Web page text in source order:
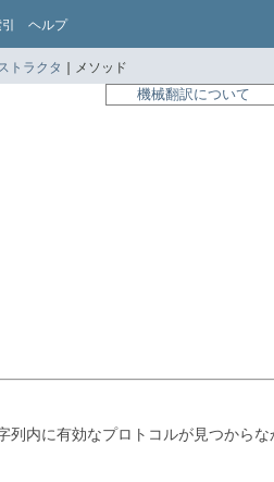
ヘルプ
トラクタ | メソッド
機械翻訳について
列内に有効なプロトコルが見つから